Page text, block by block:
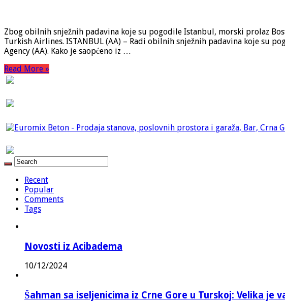
Zbog obilnih snježnih padavina koje su pogodile Istanbul, morski prolaz
Turkish Airlines. ISTANBUL (AA) – Radi obilnih snježnih padavina koje su
Agency (AA). Kako je saopćeno iz …
Read More »
Recent
Popular
Comments
Tags
Novosti iz Acibadema
10/12/2024
Šahman sa iseljenicima iz Crne Gore u Turskoj: Velika